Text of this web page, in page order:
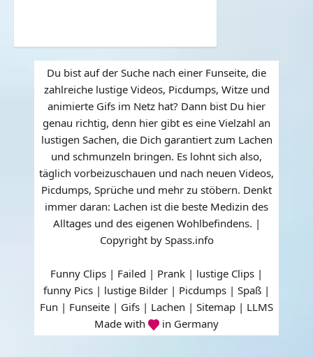
Du bist auf der Suche nach einer Funseite, die
zahlreiche lustige Videos, Picdumps, Witze und
animierte Gifs im Netz hat? Dann bist Du hier
genau richtig, denn hier gibt es eine Vielzahl an
lustigen Sachen, die Dich garantiert zum Lachen
und schmunzeln bringen. Es lohnt sich also,
täglich vorbeizuschauen und nach neuen Videos,
Picdumps, Sprüche und mehr zu stöbern. Denkt
immer daran: Lachen ist die beste Medizin des
Alltages und des eigenen Wohlbefindens. |
Copyright by Spass.info
Funny Clips | Failed | Prank | lustige Clips |
funny Pics | lustige Bilder | Picdumps | Spaß |
Fun | Funseite | Gifs | Lachen | Sitemap | LLMS
Made with
in Germany